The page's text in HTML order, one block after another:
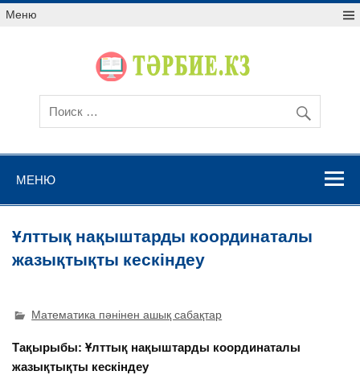
Меню
МЕНЮ
Ұлттық нақыштарды координаталы
жазықтықты кескіндеу
Математика пәнінен ашық сабақтар
Тақырыбы: Ұлттық нақыштарды координаталы
жазықтықты кескіндеу